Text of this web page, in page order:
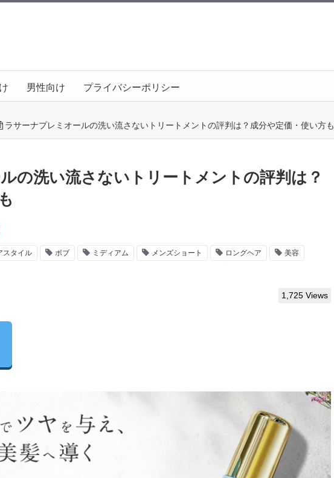
男性向け プライバシーポリシー
ラサーナプレミオールの洗い流さないトリートメントの評判は？成分や定価・使い方も
の洗い流さないトリートメントの評判は？
スタイル ボブ ミディアム メンズショート ロングヘア 美容
1,725 Views